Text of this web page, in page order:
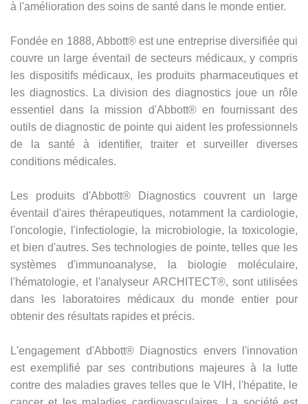
à l'amélioration des soins de santé dans le monde entier.
Fondée en 1888, Abbott® est une entreprise diversifiée qui
couvre un large éventail de secteurs médicaux, y compris
les dispositifs médicaux, les produits pharmaceutiques et
les diagnostics. La division des diagnostics joue un rôle
essentiel dans la mission d'Abbott® en fournissant des
outils de diagnostic de pointe qui aident les professionnels
de la santé à identifier, traiter et surveiller diverses
conditions médicales.
Les produits d'Abbott® Diagnostics couvrent un large
éventail d'aires thérapeutiques, notamment la cardiologie,
l'oncologie, l'infectiologie, la microbiologie, la toxicologie,
et bien d'autres. Ses technologies de pointe, telles que les
systèmes d'immunoanalyse, la biologie moléculaire,
l'hématologie, et l'analyseur ARCHITECT®, sont utilisées
dans les laboratoires médicaux du monde entier pour
obtenir des résultats rapides et précis.
L'engagement d'Abbott® Diagnostics envers l'innovation
est exemplifié par ses contributions majeures à la lutte
contre des maladies graves telles que le VIH, l'hépatite, le